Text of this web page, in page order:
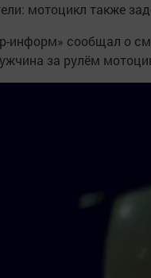
мотоцикл также
информ» сообщал о
за рулём